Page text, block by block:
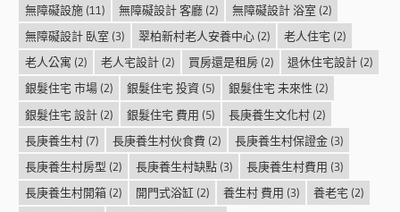
無障礙設施(11) 無障礙設計 客廳(2) 無障礙設計 浴室 (2)
無障礙設計 臥室 (3) 翠柏新村老人安養中心(2) 老人住宅 (2)
老人公寓 (2) 老人宅設計(2) 買房還是租房(2) 退休住宅設計(2)
銀髮住宅 市場(2) 銀髮住宅 投資(5) 銀髮住宅 未來性 (2)
銀髮住宅 設計(2) 銀髮住宅 費用 (5) 長庚養生文化村(2)
長庚養生村(7) 長庚養生村伙食費 (2) 長庚養生村保證金(3)
長庚養生村房型 (2) 長庚養生村缺點(3) 長庚養生村費用 (3)
長庚養生村開箱(2) 開門式浴缸(2) 養生村 費用 (3) 養老宅 (2)